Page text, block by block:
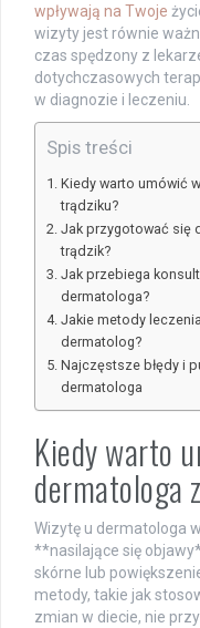
wpływają na Twoje
wizyty jest równie
czas spędzony z
dotychczasowych
w diagnozie i leczeniu.
Spis treści
Kiedy warto umówić
trądziku?
Jak przygotować się
trądzik?
Jak przebiega
dermatologa?
Jakie metody
dermatolog?
Najczęstsze błędy i
dermatologa
Kiedy warto
dermatologa
Wizytę u dermatologa
**nasilające się
skórne lub
metody, takie jak
zmian w diecie, nie